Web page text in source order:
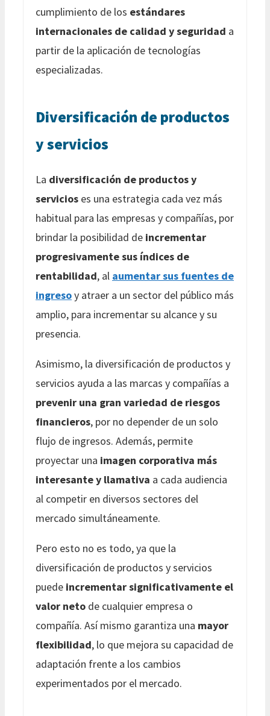
cumplimiento de los estándares
internacionales de calidad y seguridad a
partir de la aplicación de tecnologías
especializadas.
Diversificación de productos
y servicios
La diversificación de productos y
servicios es una estrategia cada vez más
habitual para las empresas y compañías, por
brindar la posibilidad de incrementar
progresivamente sus índices de
rentabilidad, al aumentar sus fuentes de
ingresoy atraer a un sector del público más
amplio, para incrementar su alcance y su
presencia.
Asimismo, la diversificación de productos y
servicios ayuda a las marcas y compañías a
prevenir una gran variedad de riesgos
financieros, por no depender de un solo
flujo de ingresos. Además, permite
proyectar una imagen corporativa más
interesante y llamativa a cada audiencia
al competir en diversos sectores del
mercado simultáneamente.
Pero esto no es todo, ya que la
diversificación de productos y servicios
puede incrementar significativamente el
valor neto de cualquier empresa o
compañía. Así mismo garantiza una mayor
flexibilidad, lo que mejora su capacidad de
adaptación frente a los cambios
experimentados por el mercado.